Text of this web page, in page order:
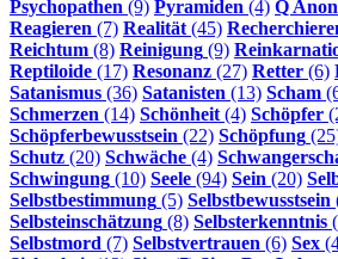
Psychopathen (9) Pyramiden (4) Q Anon
Reagieren (7) Realität (45)
Reichtum (8) Reinigung (9)
Reptiloide (17) Resonanz (27) Retter (6)
Satanismus (36) Satanisten (13) Scham
Schmerzen (14) Schönheit (4) Schöpfer
Schöpferbewusstsein (22) Schöpfung
Schutz (20) Schwäche (4)
Schwingung (10) Seele (94) Sein (20)
Selbstbestimmung (5) Selbstbewusstsein
Selbsteinschätzung (8) Selbsterkenntnis
Selbstmord (7) Selbstvertrauen (6) Sex